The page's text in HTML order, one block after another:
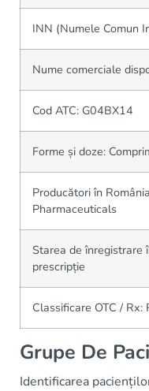
INN (Numele Comun
Nume comerciale
Cod ATC: G04BX14
Forme și doze:
Producători în
Pharmaceuticals
Starea de înregistrare
prescripție
Classificare OTC /
Grupe De
Identificarea